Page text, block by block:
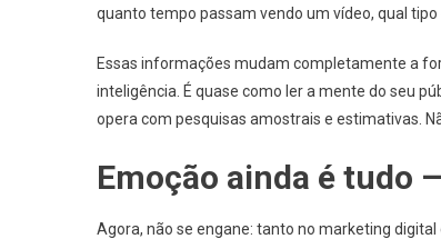
quanto tempo passam vendo um vídeo, qual
Essas informações mudam completamente a
inteligência. É quase como ler a mente do seu
opera com pesquisas amostrais e estimativas.
Emoção ainda é tudo
Agora, não se engane: tanto no marketing